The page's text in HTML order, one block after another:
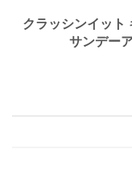
ゲ
クラッシンイッ
サンデー